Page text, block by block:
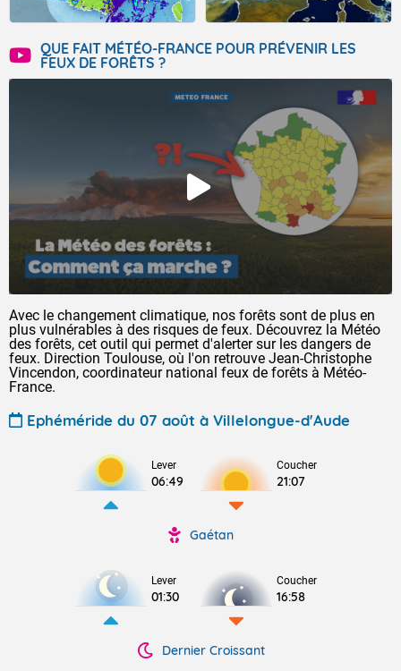
QUE FAIT MÉTÉO-FRANCE POUR PRÉVENIR LES
FEUX DE FORÊTS ?
Avec le changement climatique, nos forêts sont de plus en
plus vulnérables à des risques de feux. Découvrez la Météo
des forêts, cet outil qui permet d'alerter sur les dangers de
feux. Direction Toulouse, où l'on retrouve Jean-Christophe
Vincendon, coordinateur national feux de forêts à Météo-
France.
Ephéméride du 07 août à Villelongue-d'Aude
Lever
06:49
Coucher
21:07
Gaétan
Lever
01:30
Coucher
16:58
Dernier Croissant